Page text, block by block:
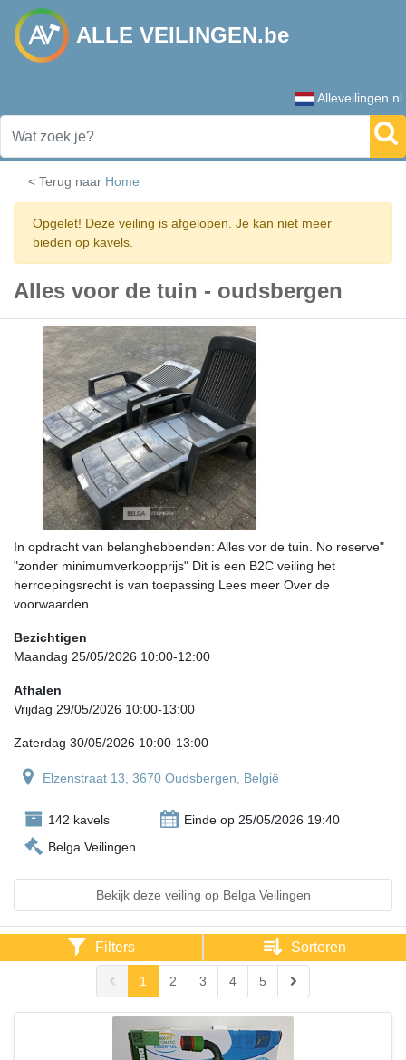
ALLE VEILINGEN.be
Alleveilingen.nl
< Terug naar Home
Opgelet! Deze veiling is afgelopen. Je kan niet meer
bieden op kavels.
Alles voor de tuin - oudsbergen
In opdracht van belanghebbenden: Alles vor de tuin. No reserve"
"zonder minimumverkoopprijs" Dit is een B2C veiling het
herroepingsrecht is van toepassing Lees meer Over de
voorwaarden
Bezichtigen
Maandag 25/05/2026 10:00-12:00
Afhalen
Vrijdag 29/05/2026 10:00-13:00
Zaterdag 30/05/2026 10:00-13:00
Elzenstraat 13, 3670 Oudsbergen, België
142 kavels
Einde op 25/05/2026 19:40
Belga Veilingen
Bekijk deze veiling op Belga Veilingen
Filters Sorteren
1 2 3 4 5